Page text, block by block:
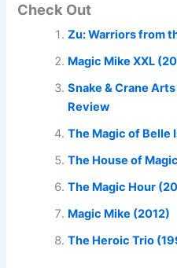
Check Out
Zu: Warriors from
Magic Mike XXL
Snake & Crane
Review
The Magic of Belle
The House of
The Magic Hour
Magic Mike (2012)
The Heroic Trio